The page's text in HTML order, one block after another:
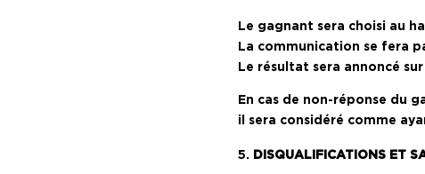
Le gagnant sera choisi au
La communication se fera
Le résultat sera annoncé
En cas de non-réponse du
il sera considéré comme
DISQUALIFICATIONS ET